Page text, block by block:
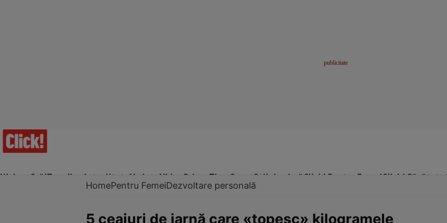
Ultima Oră!Trending Actualitate Vedete Video Prime Time SportStil de viațăClick! Pentru FemeiClick! Sănătate
HomePentru FemeiDezvoltare personală
5 ceaiuri de iarnă care «topesc» kilogramele